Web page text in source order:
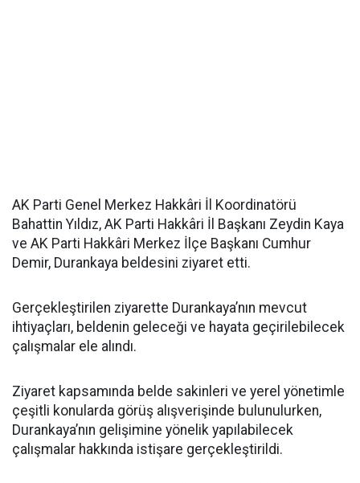
AK Parti Genel Merkez Hakkâri İl Koordinatörü
Bahattin Yıldız, AK Parti Hakkâri İl Başkanı Zeydin Kaya
ve AK Parti Hakkâri Merkez İlçe Başkanı Cumhur
Demir, Durankaya beldesini ziyaret etti.
Gerçekleştirilen ziyarette Durankaya’nın mevcut
ihtiyaçları, beldenin geleceği ve hayata geçirilebilecek
çalışmalar ele alındı.
Ziyaret kapsamında belde sakinleri ve yerel yönetimle
çeşitli konularda görüş alışverişinde bulunulurken,
Durankaya’nın gelişimine yönelik yapılabilecek
çalışmalar hakkında istişare gerçekleştirildi.